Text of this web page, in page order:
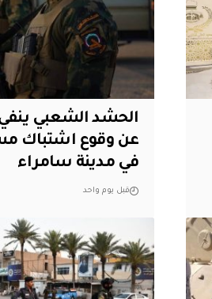
الحشد الشعبي ينفي
عن وقوع اشتباك
في مدينة سامراء
قبل يوم واحد